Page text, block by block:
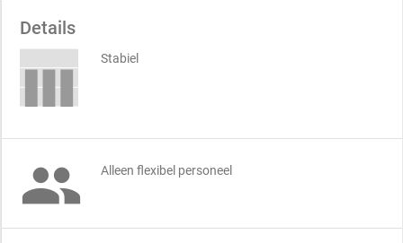
Details
Stabiel
 Alleen flexibel personeel